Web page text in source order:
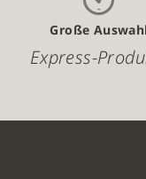
Große
Express-